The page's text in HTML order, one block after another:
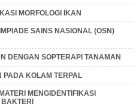
MORFOLOGI IKAN
SAINS NASIONAL (OSN)
DENGAN SOPTERAPI TANAMAN
KOLAM TERPAL
MENGIDENTIFIKASI